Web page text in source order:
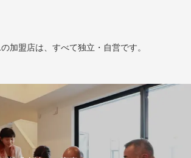
加盟店は、すべて独立・自営です。